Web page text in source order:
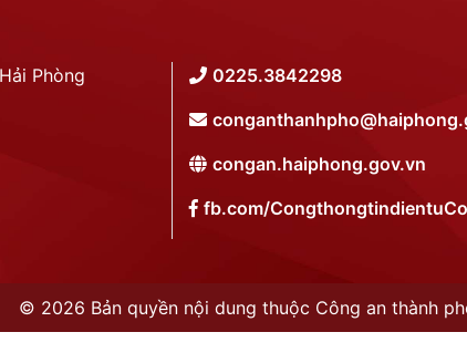
Phòng
0225.3842298
congan.haiphong.gov.vn
fb.com/
© 2026 Bản quyền nội dung thuộc Công an thành